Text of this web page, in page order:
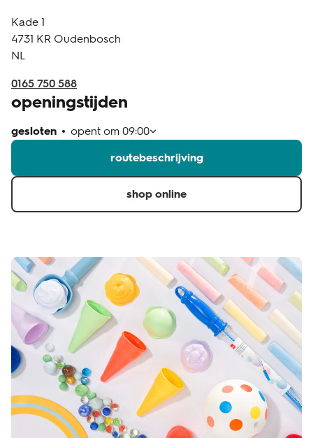
klantenservice
Kade 1
4731 KR Oudenbosch
NL
0165 750 588
openingstijden
gesloten opent om 09:00
routebeschrijving
shop online